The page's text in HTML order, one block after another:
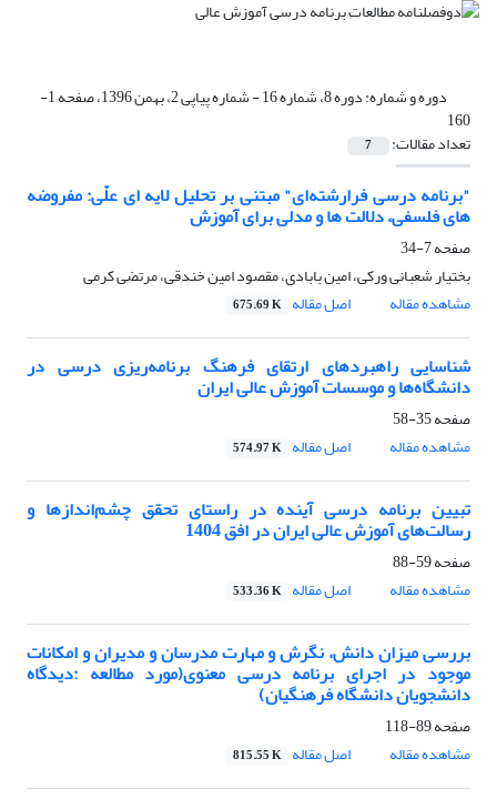
دوره و شماره: دوره 8، شماره 16 - شماره پیاپی 2، بهمن 1396، صفحه 1-
160
تعداد مقالات: 7
"برنامه درسی فرارشته‌ای" مبتنی بر تحلیل لایه ای علّی: مفروضه
های فلسفی، دلالت ها و مدلی برای آموزش
صفحه7-34
بختیار شعبانی ورکی، امین بابادی، مقصود امین خندقی، مرتضی کرمی
مشاهده مقاله
اصل مقاله 675.69 K
شناسایی راهبردهای ارتقای فرهنگ برنامه‌ریزی درسی در
دانشگاه‌ها و موسسات آموزش عالی ایران
صفحه35-58
مشاهده مقاله
اصل مقاله 574.97 K
تبیین برنامه درسی آینده‌ در راستای تحقق چشم‌اندازها و
رسالت‌های آموزش عالی ایران در افق 1404
صفحه59-88
مشاهده مقاله
اصل مقاله 533.36 K
بررسی میزان دانش، نگرش و مهارت مدرسان و مدیران و امکانات
موجود در اجرای برنامه درسی معنوی(مورد مطالعه :دیدگاه
دانشجویان دانشگاه فرهنگیان)
صفحه89-118
مشاهده مقاله
اصل مقاله 815.55 K